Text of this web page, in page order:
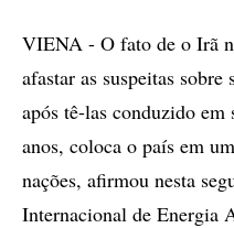
VIENA - O fato de o Irã
afastar as suspeitas sobre
após tê-las conduzido em
anos, coloca o país em
nações, afirmou nesta
Internacional de Energia